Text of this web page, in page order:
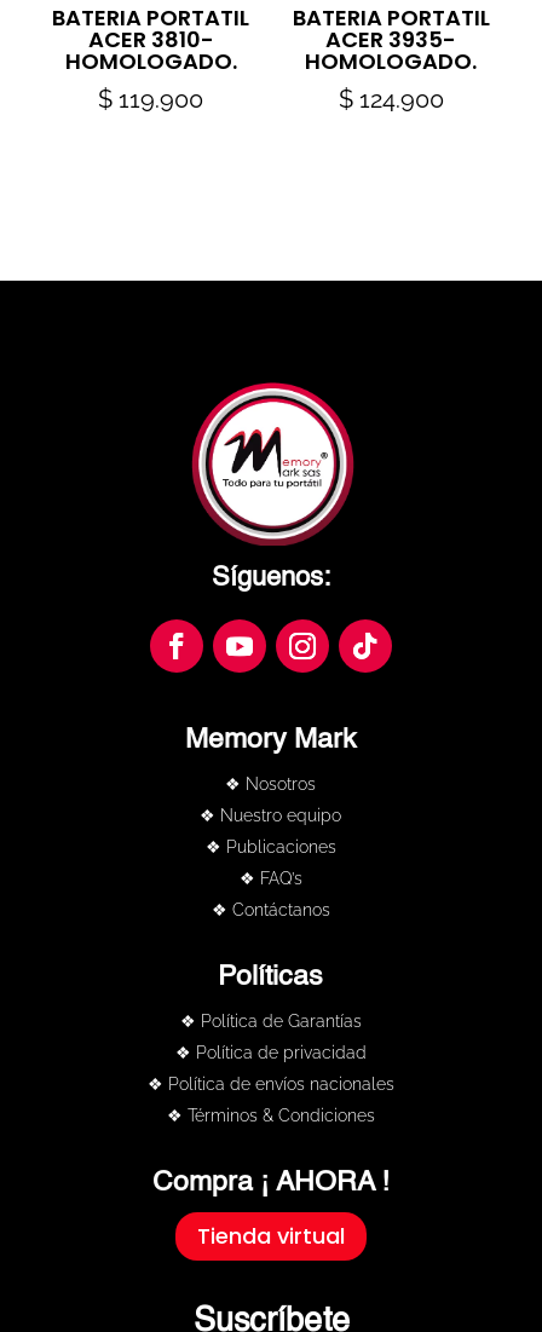
BATERIA PORTATIL
ACER 3810-
HOMOLOGADO.
$ 119.900
BATERIA PORTATIL
ACER 3935-
HOMOLOGADO.
$124.900
Síguenos:
Memory Mark
❖ Nosotros
❖ Nuestro equipo
❖ Publicaciones
❖ FAQ’s
❖ Contáctanos
Políticas
❖ Política de Garantías
❖ Política de privacidad
❖ Política de envíos nacionales
❖ Términos & Condiciones
Compra ¡ AHORA !
Tienda virtual
Suscríbete